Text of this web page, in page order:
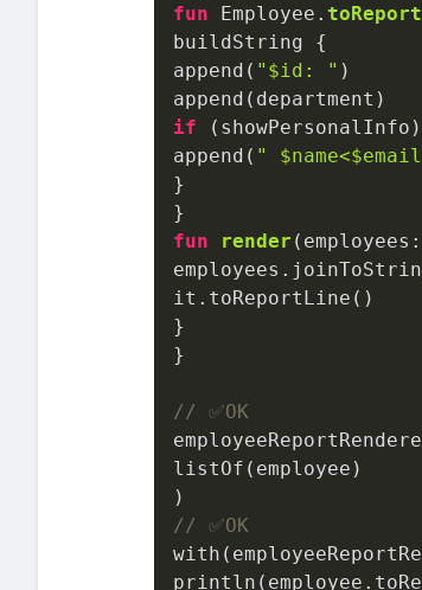
fun Employee.
buildString {
append( " $id : " )
if
append( " $name<$email
}
fun
render (employees:
it.toReportLine()
}
}
// ✅OK
listOf(employee)
// ✅OK